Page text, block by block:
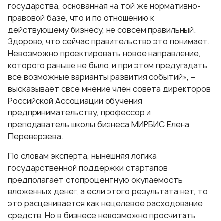
государства, основанная на той же нормативно-
правовой базе, что и по отношению к
действующему бизнесу, не совсем правильный.
Здорово, что сейчас правительство это понимает.
Невозможно проектировать новое направление,
которого раньше не было, и при этом предугадать
все возможные варианты развития событий», –
высказывает свое мнение член совета директоров
Российской Ассоциации обучения
предпринимательству, профессор и
преподаватель школы бизнеса МИРБИС Елена
Переверзева.
По словам эксперта, нынешняя логика
государственной поддержки стартапов
предполагает стопроцентную окупаемость
вложенных денег, а если этого результата нет, то
это расценивается как нецелевое расходование
средств. Но в бизнесе невозможно просчитать